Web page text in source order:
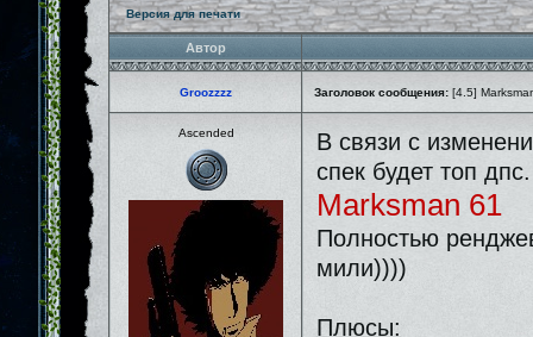
Версия для печати
Автор
Groozzzz Заголовок сообщения: [4.5]
Ascended
В связи с
спек будет топ дпс.
Marksman 61
Полностью
мили))))
Плюсы: